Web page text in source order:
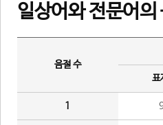
일상어와 전문어의
음절 수
표
1